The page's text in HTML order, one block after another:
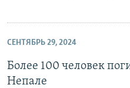
СЕНТЯБРЬ 29, 2024
Более 100 человек
Непале